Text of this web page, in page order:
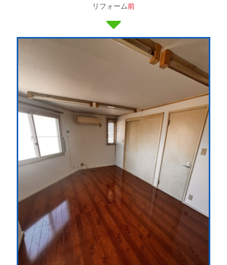
リフォーム前